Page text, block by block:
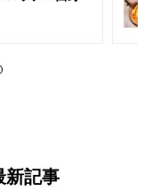
新記事